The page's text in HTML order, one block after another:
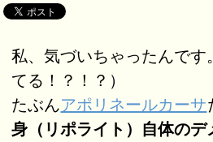
私、気づいちゃったんで
てる！？！？）
たぶんアポリネールカーサ
身（リポライト）自体のデ